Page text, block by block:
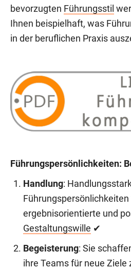
bevorzugten Führungsstil
Ihnen beispielhaft, was
in der beruflichen Praxis
Führungspersönlichkeiten:
Handlung:
ergebnisorientierte und
Gestaltungswille ✔
Begeisterung: Sie
ihre Teams für neue Ziele